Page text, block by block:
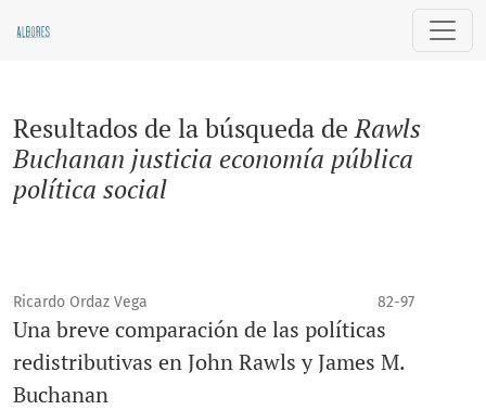
Resultados de la búsqueda deRawls
Buchanan justicia economía pública
política social
Ricardo Ordaz Vega 82-97
Una breve comparación de las políticas
redistributivas en John Rawls y James M.
Buchanan